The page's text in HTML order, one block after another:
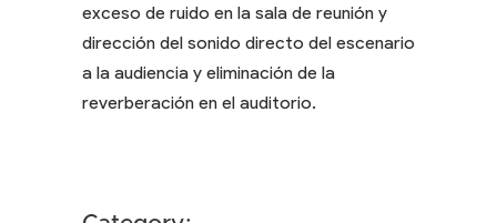
exceso de ruido en la sala de reunión y
dirección del sonido directo del escenario
a la audiencia y eliminación de la
reverberación en el auditorio.